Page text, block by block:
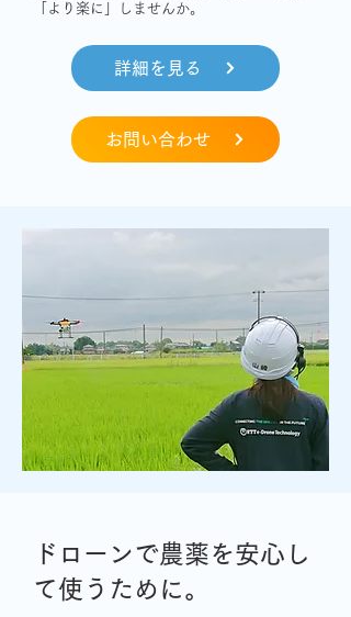
「より楽に」しませんか。
詳細を見る
お問い合わせ
ドローンで農薬を安心し
て使うために。